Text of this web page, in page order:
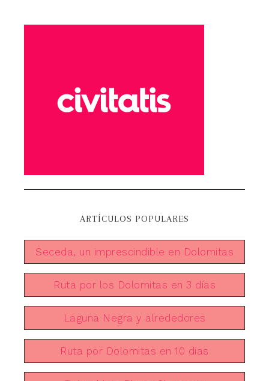
ARTÍCULOS POPULARES
Seceda, un imprescindible en Dolomitas
Ruta por los Dolomitas en 3 días
Laguna Negra y alrededores
Ruta por Dolomitas en 10 días